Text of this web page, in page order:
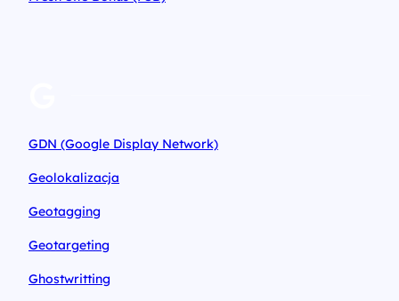
GDN (Google Display Network)
Geolokalizacja
Geotagging
Geotargeting
Ghostwritting